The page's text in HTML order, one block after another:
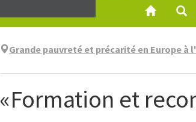
Grande pauvreté et précarité en Europe à
«Formation et